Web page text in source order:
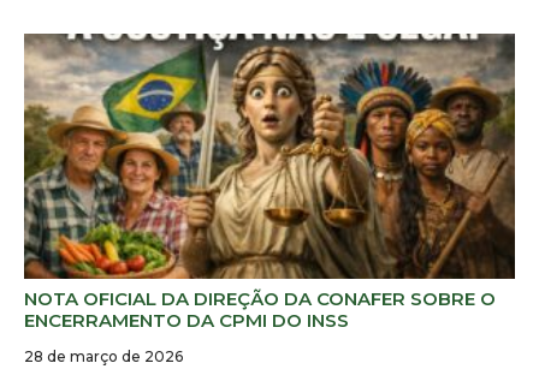
NOTA OFICIAL DA DIREÇÃO DA CONAFER SOBRE O
ENCERRAMENTO DA CPMI DO INSS
28 de março de 2026